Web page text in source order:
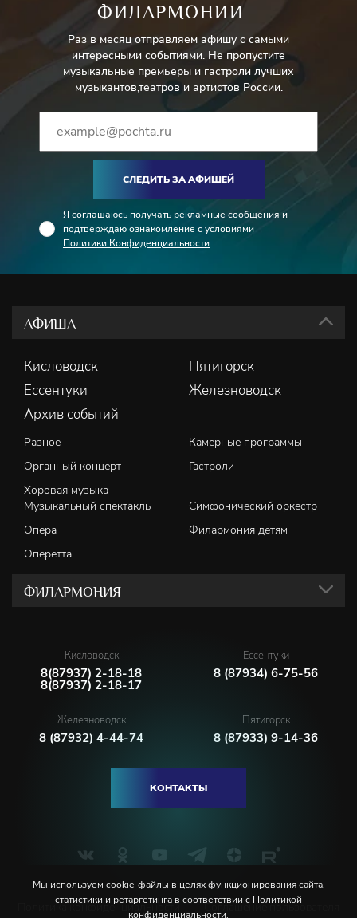
ФИЛАРМОНИИ
Раз в месяц отправляем афишу с самыми
интересными событиями. Не пропустите
музыкальные премьеры и гастроли лучших
музыкантов,театров и артистов России.
СЛЕДИТЬ ЗА АФИШЕЙ
Я соглашаюсь получать рекламные сообщения и
подтверждаю ознакомление с условиями
Политики Конфиденциальности
АФИША
Кисловодск
Пятигорск
Ессентуки
Железноводск
Архив событий
Разное
Камерные программы
Органный концерт
Гастроли
Хоровая музыка
Музыкальный спектакль
Симфонический оркестр
Опера
Филармония детям
Оперетта
ФИЛАРМОНИЯ
Кисловодск
8(87937) 2-18-18
8(87937) 2-18-17
Ессентуки
8 (87934) 6-75-56
Железноводск
8 (87932) 4-44-74
Пятигорск
8 (87933) 9-14-36
КОНТАКТЫ
Политика конфиденциальности Соглашение пользователя
Мы используем cookie-файлы в целях функционирования сайта,
статистики и ретаргетинга в соответствии с Политикой
конфиденциальности.